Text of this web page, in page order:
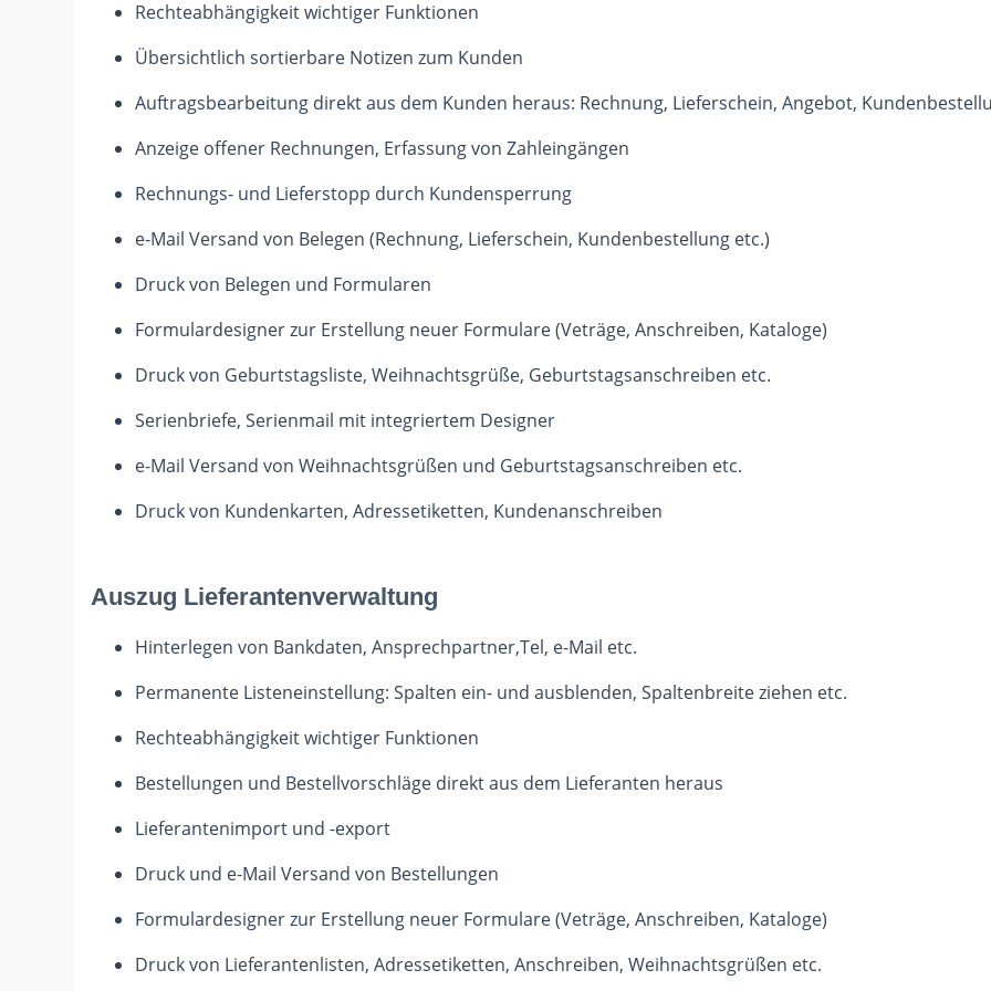
Rechteabhängigkeit wichtiger Funktionen
Übersichtlich sortierbare Notizen zum Kunden
Auftragsbearbeitung direkt aus dem Kunden heraus: Rechnung, Lieferschein, Angebot,
Anzeige offener Rechnungen, Erfassung von Zahleingängen
Rechnungs- und Lieferstopp durch Kundensperrung
e-Mail Versand von Belegen (Rechnung, Lieferschein, Kundenbestellung etc.)
Druck von Belegen und Formularen
Formulardesigner zur Erstellung neuer Formulare (Veträge, Anschreiben, Kataloge)
Druck von Geburtstagsliste, Weihnachtsgrüße, Geburtstagsanschreiben etc.
Serienbriefe, Serienmail mit integriertem Designer
e-Mail Versand von Weihnachtsgrüßen und Geburtstagsanschreiben etc.
Druck von Kundenkarten, Adressetiketten, Kundenanschreiben
Auszug Lieferantenverwaltung
Hinterlegen von Bankdaten, Ansprechpartner,Tel, e-Mail etc.
Permanente Listeneinstellung: Spalten ein- und ausblenden, Spaltenbreite ziehen etc.
Rechteabhängigkeit wichtiger Funktionen
Bestellungen und Bestellvorschläge direkt aus dem Lieferanten heraus
Lieferantenimport und -export
Druck und e-Mail Versand von Bestellungen
Formulardesigner zur Erstellung neuer Formulare (Veträge, Anschreiben, Kataloge)
Druck von Lieferantenlisten, Adressetiketten, Anschreiben, Weihnachtsgrüßen etc.